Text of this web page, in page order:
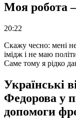
Моя робота
20:22
Скажу чесно: мені
імідж і не маю
Саме тому я рідко
Українські
Федорова у
допомоги